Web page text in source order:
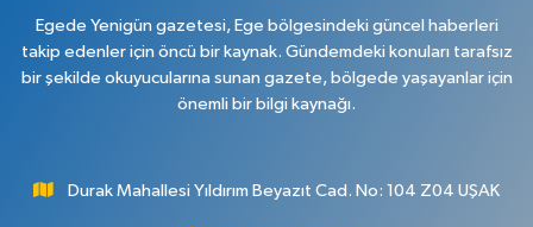
Egede Yenigün gazetesi, Ege bölgesindeki güncel haberleri
takip edenler için öncü bir kaynak. Gündemdeki konuları tarafsız
bir şekilde okuyucularına sunan gazete, bölgede yaşayanlar için
önemli bir bilgi kaynağı.
Durak Mahallesi Yıldırım Beyazıt Cad. No: 104 Z04 UŞAK